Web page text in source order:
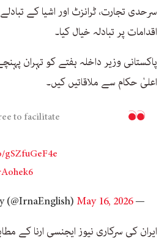
سرحدی تجارت، ٹرانزٹ اور اشیا کے
اقدامات پر تبادلہ خیال کیا۔
پاکستانی وزیر داخلہ ہفتے کو تہران
اعلیٰ حکام سے ملاقاتیں کیں۔
to facilitate
— IRNA News Agency (@IrnaEnglish)
May 16, 2026
ایران کی سرکاری نیوز ایجنسی ارنا کے